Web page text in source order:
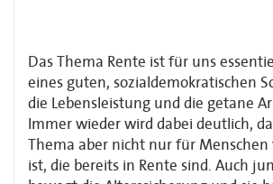
Das Thema Rente ist für uns
eines guten, sozialdemokratischen
die Lebensleistung und die getane
Immer wieder wird dabei deutlich,
Thema aber nicht nur für
ist, die bereits in Rente sind. Auch